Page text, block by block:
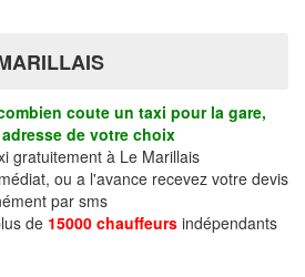
coute un taxi pour la gare,
de votre choix
gratuitement à Le Marillais
ou a l'avance recevez votre devis
par sms
de 15000 chauffeurs indépendants